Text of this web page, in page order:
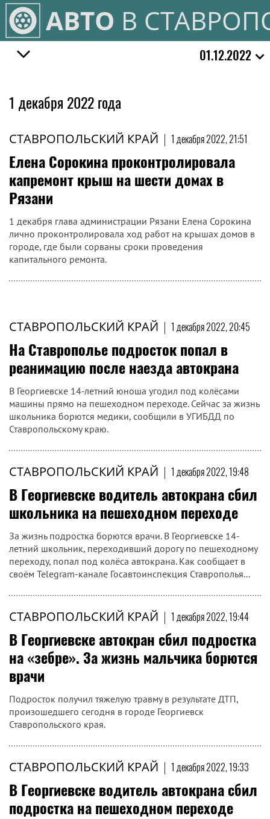
АВТО В
01.12.2022
1 декабря 2022 года
СТАВРОПОЛЬСКИЙ КРАЙ | 1 декабря 2022, 21:51
Елена Сорокина проконтролировала
капремонт крыш на шести домах в
Рязани
1 декабря глава администрации Рязани Елена Сорокина
лично проконтролировала ход работ на крышах домов в
городе, где были сорваны сроки проведения
капитального ремонта.
СТАВРОПОЛЬСКИЙ КРАЙ | 1 декабря 2022, 20:45
На Ставрополье подросток попал в
реанимацию после наезда автокрана
В Георгиевске 14-летний юноша угодил под колёсами
машины прямо на пешеходном переходе. Сейчас за жизнь
школьника борются медики, сообщили в УГИБДД по
Ставропольскому краю.
СТАВРОПОЛЬСКИЙ КРАЙ | 1 декабря 2022, 19:48
В Георгиевске водитель автокрана сбил
школьника на пешеходном переходе
За жизнь подростка борются врачи. В Георгиевске 14-
летний школьник, переходивший дорогу по пешеходному
переходу, попал под колёса автокрана. Как сообщает в
своём Telegram-канале Госавтоинспекция Ставрополья...
СТАВРОПОЛЬСКИЙ КРАЙ | 1 декабря 2022, 19:44
В Георгиевске автокран сбил подростка
на «зебре». За жизнь мальчика борются
врачи
Подросток получил тяжелую травму в результате ДТП,
произошедшего сегодня в городе Георгиевск
Ставропольского края.
СТАВРОПОЛЬСКИЙ КРАЙ | 1 декабря 2022, 19:33
В Георгиевске водитель автокрана сбил
подростка на пешеходном переходе